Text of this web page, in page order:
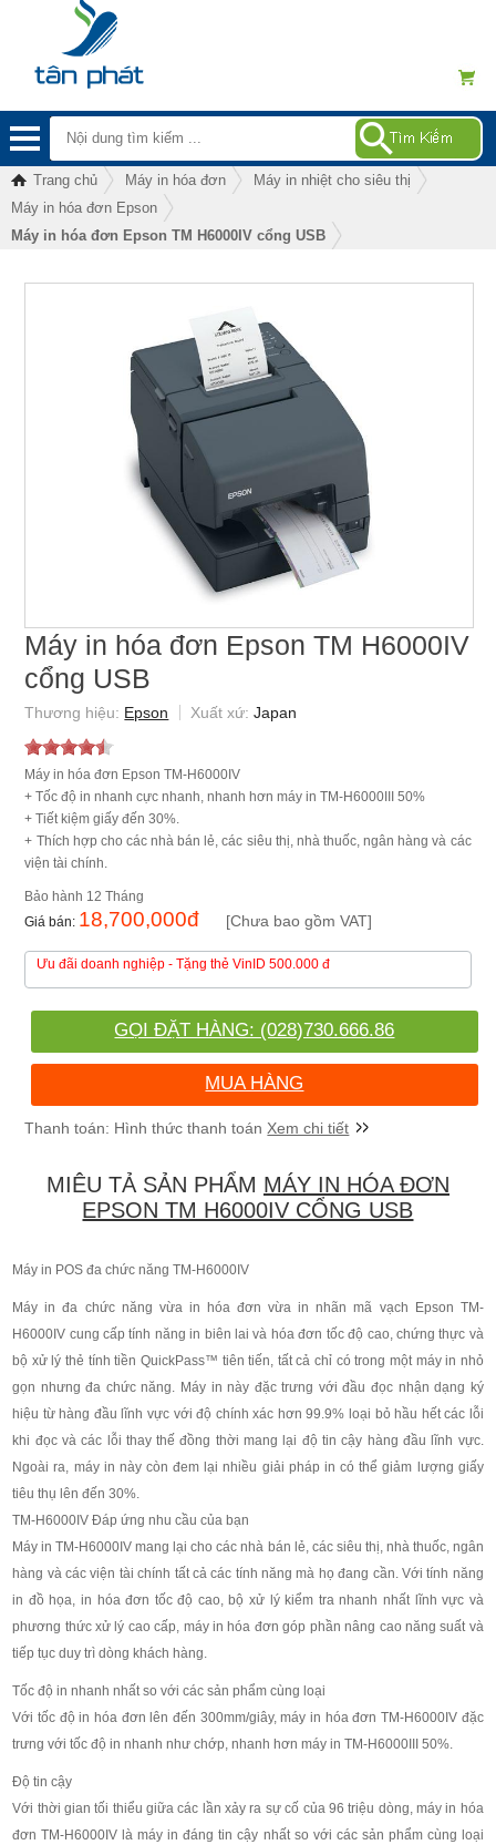
Trang chủ Máy in hóa đơn
Máy in nhiệt cho siêu thị
Máy in hóa đơn Epson
Máy in hóa đơn Epson TM H6000IV cổng USB
Máy in hóa đơn Epson TM H6000IV
cổng USB
Epson Japan
Máy in hóa đơn Epson TM-H6000IV
+ Tốc độ in nhanh cực nhanh, nhanh hơn máy in TM-H6000III 50%
+ Tiết kiệm giấy đến 30%.
+ Thích hợp cho các nhà bán lẻ, các siêu thị, nhà thuốc, ngân hàng và các
viện tài chính.
12 Tháng
18,700,000đ [Chưa bao gồm VAT]
Ưu đãi doanh nghiệp - Tặng thẻ VinID 500.000 đ
GỌI ĐẶT HÀNG: (028)730.666.86
MUA HÀNG
Xem chi tiết
MIÊU TẢ SẢN PHẨM MÁY IN HÓA ĐƠN
EPSON TM H6000IV CỔNG USB
Máy in POS đa chức năng TM-H6000IV
Máy in đa chức năng vừa in hóa đơn vừa in nhãn mã vạch Epson TM-
H6000IV cung cấp tính năng in biên lai và hóa đơn tốc độ cao, chứng thực và
bộ xử lý thẻ tính tiền QuickPass™ tiên tiến, tất cả chỉ có trong một máy in nhỏ
gọn nhưng đa chức năng. Máy in này đặc trưng với đầu đọc nhận dạng ký
hiệu từ hàng đầu lĩnh vực với độ chính xác hơn 99.9% loại bỏ hầu hết các lỗi
khi đọc và các lỗi thay thế đồng thời mang lại độ tin cậy hàng đầu lĩnh vực.
Ngoài ra, máy in này còn đem lại nhiều giải pháp in có thể giảm lượng giấy
tiêu thụ lên đến 30%.
TM-H6000IV Đáp ứng nhu cầu của bạn
Máy in TM-H6000IV mang lại cho các nhà bán lẻ, các siêu thị, nhà thuốc, ngân
hàng và các viện tài chính tất cả các tính năng mà họ đang cần. Với tính năng
in đồ họa, in hóa đơn tốc độ cao, bộ xử lý kiểm tra nhanh nhất lĩnh vực và
phương thức xử lý cao cấp, máy in hóa đơn góp phần nâng cao năng suất và
tiếp tục duy trì dòng khách hàng.
Tốc độ in nhanh nhất so với các sản phẩm cùng loại
Với tốc độ in hóa đơn lên đến 300mm/giây, máy in hóa đơn TM-H6000IV đặc
trưng với tốc độ in nhanh như chớp, nhanh hơn máy in TM-H6000III 50%.
Độ tin cậy
Với thời gian tối thiểu giữa các lần xảy ra sự cố của 96 triệu dòng, máy in hóa
đơn TM-H6000IV là máy in đáng tin cậy nhất so với các sản phẩm cùng loại